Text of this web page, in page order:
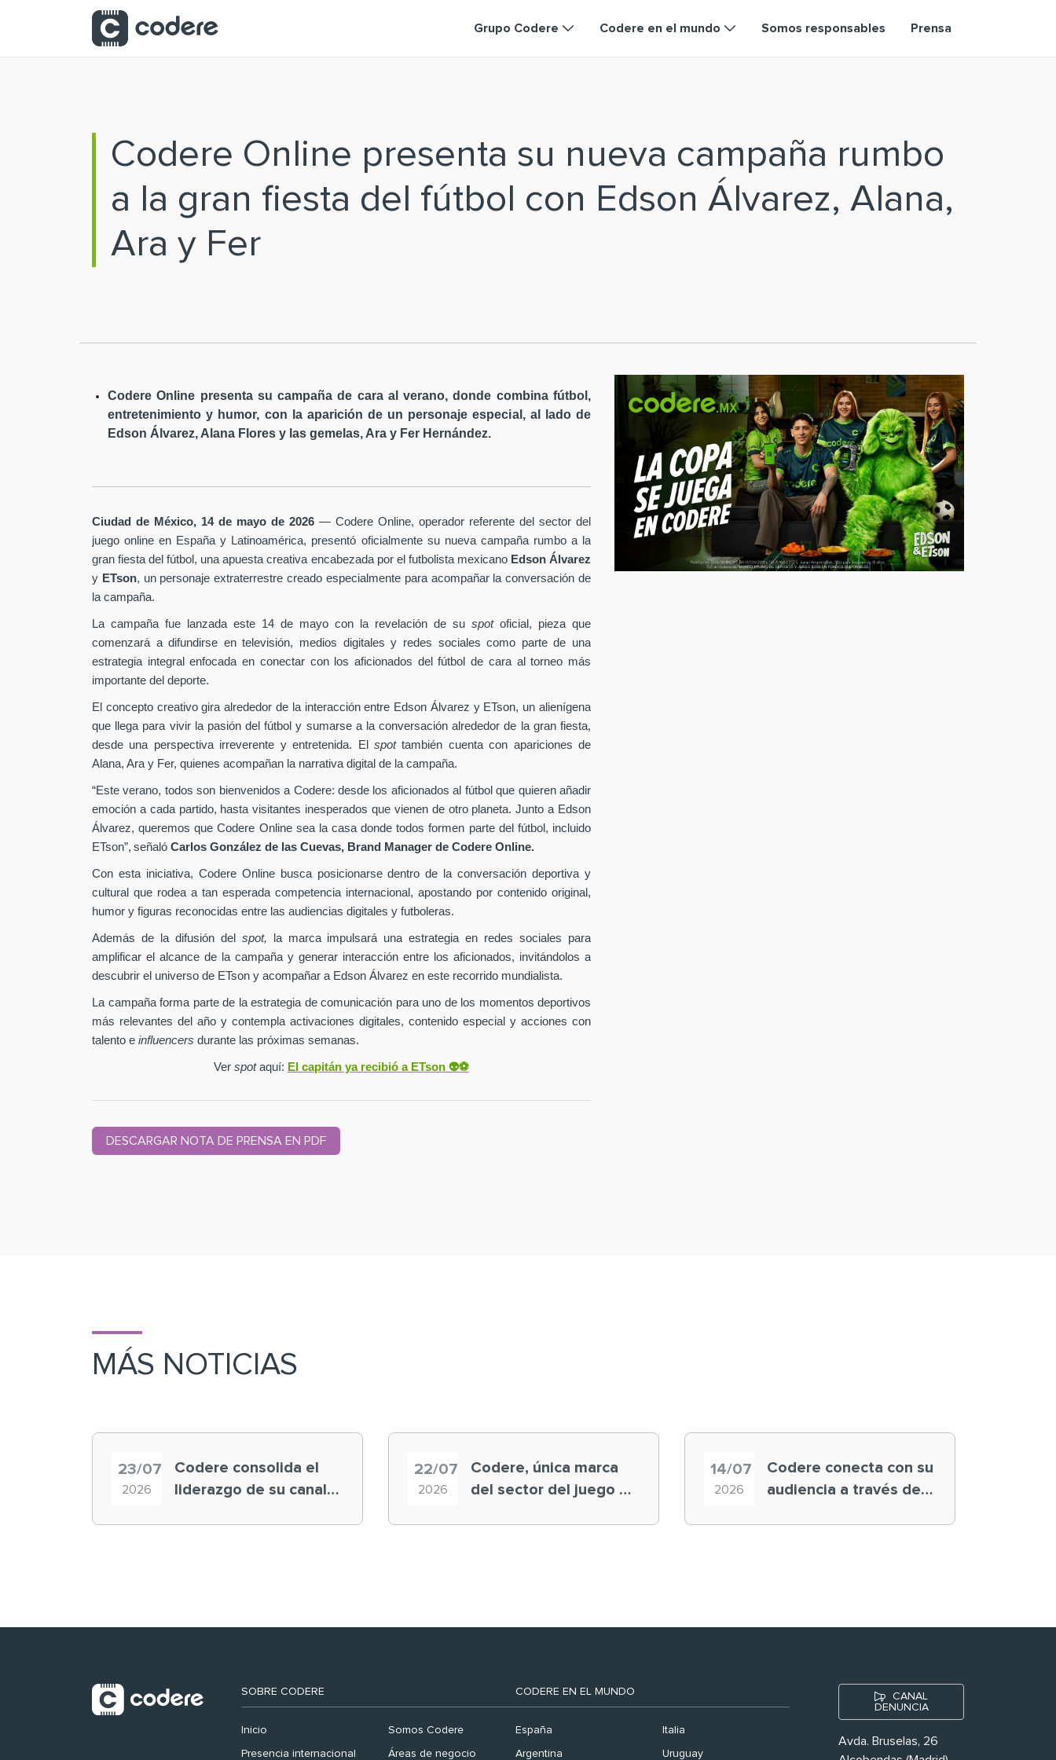
Saltar al contenido principal
Grupo Codere Codere en el mundo Somos responsables Prensa
Codere Online presenta su nueva campaña rumbo
a la gran fiesta del fútbol con Edson Álvarez, Alana,
Ara y Fer
Codere Online presenta su campaña de cara al verano, donde combina fútbol,
entretenimiento y humor, con la aparición de un personaje especial, al lado de
Edson Álvarez, Alana Flores y las gemelas, Ara y Fer Hernández.
Ciudad de México, 14 de mayo de 2026 — Codere Online, operador referente del sector del
juego online en España y Latinoamérica, presentó oficialmente su nueva campaña rumbo a la
gran fiesta del fútbol, una apuesta creativa encabezada por el futbolista mexicano Edson Álvarez
y ETson, un personaje extraterrestre creado especialmente para acompañar la conversación de
la campaña.
La campaña fue lanzada este 14 de mayo con la revelación de su spot oficial, pieza que
comenzará a difundirse en televisión, medios digitales y redes sociales como parte de una
estrategia integral enfocada en conectar con los aficionados del fútbol de cara al torneo más
importante del deporte.
El concepto creativo gira alrededor de la interacción entre Edson Álvarez y ETson, un alienígena
que llega para vivir la pasión del fútbol y sumarse a la conversación alrededor de la gran fiesta,
desde una perspectiva irreverente y entretenida. El spottambién cuenta con apariciones de
Alana, Ara y Fer, quienes acompañan la narrativa digital de la campaña.
“Este verano, todos son bienvenidos a Codere: desde los aficionados al fútbol que quieren añadir
emoción a cada partido, hasta visitantes inesperados que vienen de otro planeta. Junto a Edson
Álvarez, queremos que Codere Online sea la casa donde todos formen parte del fútbol, incluido
ETson”, señaló Carlos González de las Cuevas, Brand Manager de Codere Online.
Con esta iniciativa, Codere Online busca posicionarse dentro de la conversación deportiva y
cultural que rodea a tan esperada competencia internacional, apostando por contenido original,
humor y figuras reconocidas entre las audiencias digitales y futboleras.
Además de la difusión del spot,
la marca impulsará una estrategia en redes sociales para
amplificar el alcance de la campaña y generar interacción entre los aficionados, invitándolos a
descubrir el universo de ETson y acompañar a Edson Álvarez en este recorrido mundialista.
La campaña forma parte de la estrategia de comunicación para uno de los momentos deportivos
más relevantes del año y contempla activaciones digitales, contenido especial y acciones con
talento e influencers durante las próximas semanas.
Ver spotaquí: El capitán ya recibió a ETson 👽⚽️
DESCARGAR NOTA DE PRENSA EN PDF
MÁS NOTICIAS
23/07
2026
Codere consolida el
liderazgo de su canal
22/07
2026
Codere, única marca
del sector del juego en
14/07
2026
Codere conecta con su
audiencia a través de
SOBRE CODERE
Inicio Somos Codere
Presencia internacional Áreas de negocio
CODERE EN EL MUNDO
España Italia
Argentina Uruguay
CANAL
DENUNCIA
Avda. Bruselas, 26